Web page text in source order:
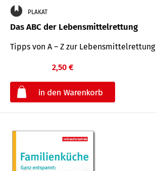
PLAKAT
Das ABC der Lebensmittelrettung
Tipps von A – Z zur Lebensmittelrettung
2,50 €